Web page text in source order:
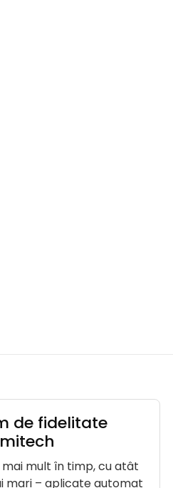
de fidelitate
mult în timp, cu atât
mari – aplicate automat